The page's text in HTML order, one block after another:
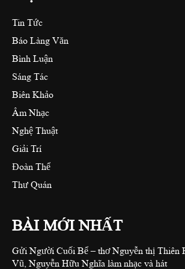
Tin Tức
Báo Làng Văn
Bình Luận
Sáng Tác
Biên Khảo
Âm Nhạc
Nghệ Thuật
Giải Trí
Đoàn Thể
Thư Quán
BÀI MỚI NHẤT
Gửi Người Cuối Bể – thơ Nguyễn thị Thiên
Vũ, Nguyễn Hữu Nghĩa làm nhạc và hát